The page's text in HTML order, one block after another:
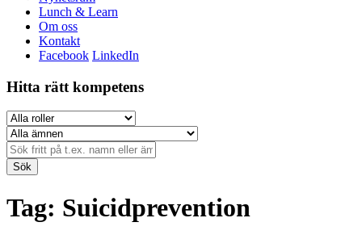
Lunch & Learn
Om oss
Kontakt
Facebook LinkedIn
Hitta rätt kompetens
Sök
Tag: Suicidprevention